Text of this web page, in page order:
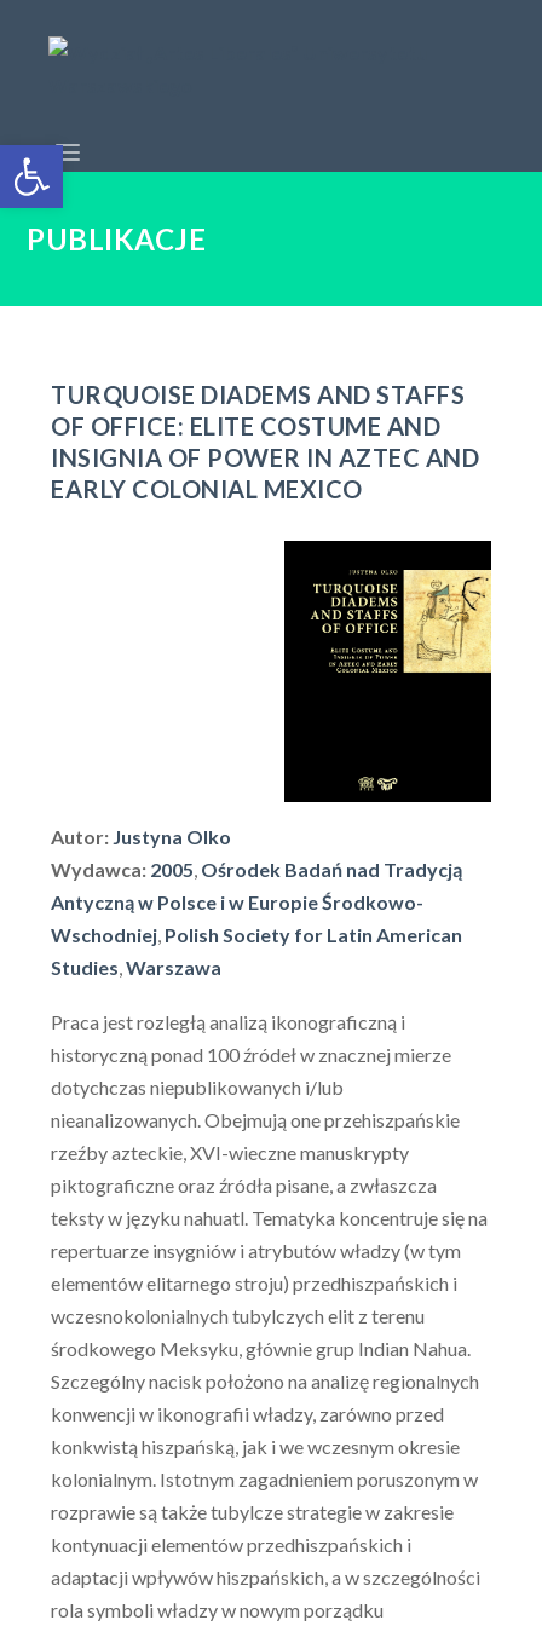
Open toolbar
PUBLIKACJE
TURQUOISE DIADEMS AND STAFFS
OF OFFICE: ELITE COSTUME AND
INSIGNIA OF POWER IN AZTEC AND
EARLY COLONIAL MEXICO
Autor: Justyna Olko
Wydawca: 2005 Ośrodek Badań nad Tradycją
Antyczną w Polsce i w Europie Środkowo-
Wschodniej Polish Society for Latin American
Studies ,Warszawa
Praca jest rozległą analizą ikonograficzną i
historyczną ponad 100 źródeł w znacznej mierze
dotychczas niepublikowanych i/lub
nieanalizowanych. Obejmują one przehiszpańskie
rzeźby azteckie, XVI-wieczne manuskrypty
piktograficzne oraz źródła pisane, a zwłaszcza
teksty w języku nahuatl. Tematyka koncentruje się na
repertuarze insygniów i atrybutów władzy (w tym
elementów elitarnego stroju) przedhiszpańskich i
wczesnokolonialnych tubylczych elit z terenu
środkowego Meksyku, głównie grup Indian Nahua.
Szczególny nacisk położono na analizę regionalnych
konwencji w ikonografii władzy, zarówno przed
konkwistą hiszpańską, jak i we wczesnym okresie
kolonialnym. Istotnym zagadnieniem poruszonym w
rozprawie są także tubylcze strategie w zakresie
kontynuacji elementów przedhiszpańskich i
adaptacji wpływów hiszpańskich, a w szczególności
rola symboli władzy w nowym porządku